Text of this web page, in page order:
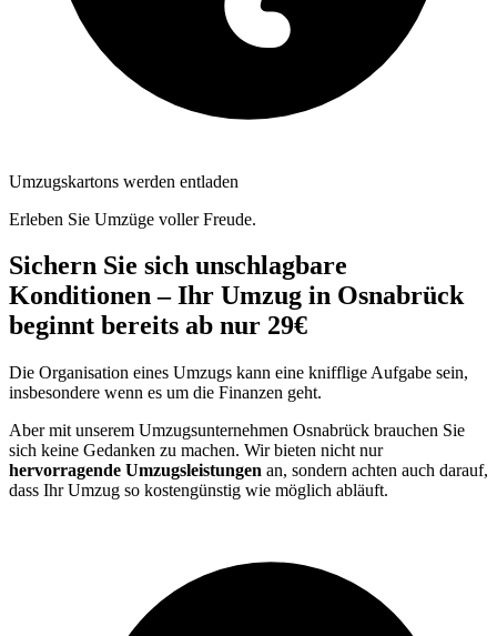
Umzugskartons werden entladen
Erleben Sie Umzüge voller Freude.
Sichern Sie sich unschlagbare
Konditionen – Ihr Umzug in Osnabrück
beginnt bereits ab nur 29€
Die Organisation eines Umzugs kann eine knifflige Aufgabe sein,
insbesondere wenn es um die Finanzen geht.
Aber mit unserem Umzugsunternehmen Osnabrück brauchen Sie
sich keine Gedanken zu machen. Wir bieten nicht nur
hervorragende Umzugsleistungen an, sondern achten auch darauf,
dass Ihr Umzug so kostengünstig wie möglich abläuft.